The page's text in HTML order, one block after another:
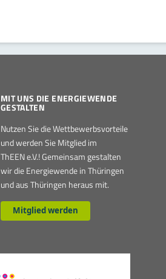
MIT UNS DIE ENERGIEWENDE
GESTALTEN
Nutzen Sie die Wettbewerbsvorteile
und werden Sie Mitglied im
ThEEN e.V.! Gemeinsam gestalten
wir die Energiewende in Thüringen
und aus Thüringen heraus mit.
Mitglied werden